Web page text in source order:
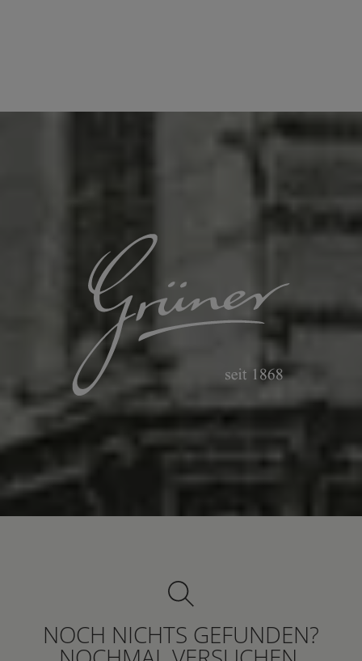
NOCH NICHTS GEFUNDEN?